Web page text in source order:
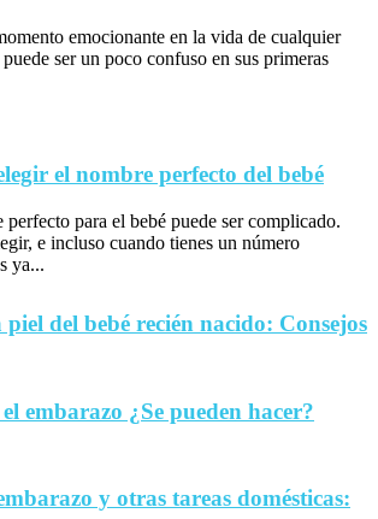
emocionante en la vida de cualquier
ser un poco confuso en sus primeras
el nombre perfecto del bebé
para el bebé puede ser complicado.
e incluso cuando tienes un número
ya...
del bebé recién nacido: Consejos
embarazo ¿Se pueden hacer?
y otras tareas domésticas: